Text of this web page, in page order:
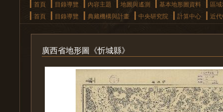
首頁 目錄導覽 內容主題 地圖與遙測 基本地形圖資料
區
首頁
目錄導覽 典藏機構與計畫 中央研究院 計算中心 近
廣西省地形圖《忻城縣》